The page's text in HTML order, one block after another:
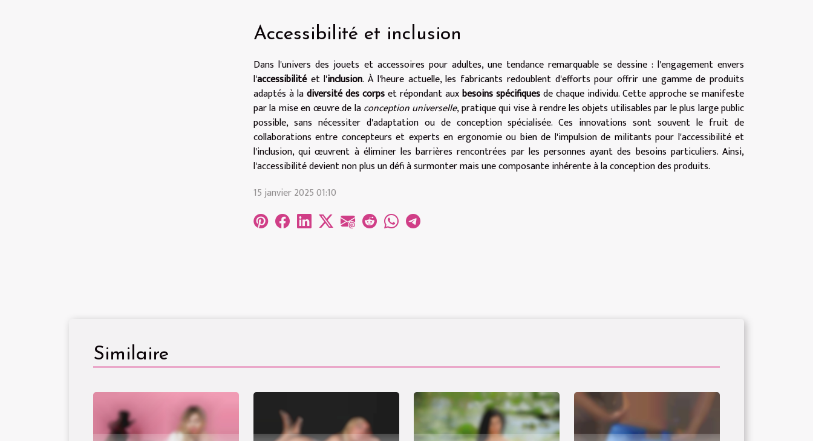
Accessibilité et inclusion
Dans l'univers des jouets et accessoires pour adultes, une tendance remarquable se dessine : l'engagement envers
l'accessibilitéet l'inclusion. À l'heure actuelle, les fabricants redoublent d'efforts pour offrir une gamme de produits
adaptés à ladiversité des corpset répondant auxbesoins spécifiquesde chaque individu. Cette approche se manifeste
par la mise en œuvre de laconception universelle, pratique qui vise à rendre les objets utilisables par le plus large public
possible, sans nécessiter d'adaptation ou de conception spécialisée. Ces innovations sont souvent le fruit de
collaborations entre concepteurs et experts en ergonomie ou bien de l'impulsion de militants pour l'accessibilité et
l'inclusion, qui œuvrent à éliminer les barrières rencontrées par les personnes ayant des besoins particuliers. Ainsi,
l'accessibilité devient non plus un défi à surmonter mais une composante inhérente à la conception des produits.
15 janvier 2025 01:10
Similaire